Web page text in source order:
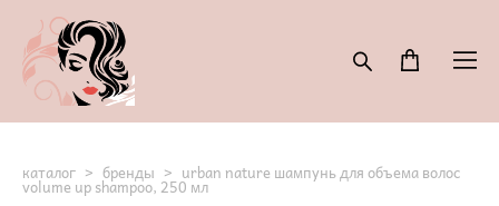
каталог > бренды > urban nature шампунь для объема волос
volume up shampoo, 250 мл